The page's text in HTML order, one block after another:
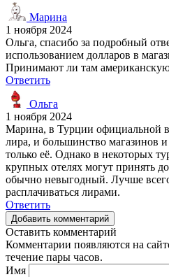
Марина
1 ноября 2024
Ольга, спасибо за подробный
использованием долларов в
Принимают ли там
Ответить
Ольга
1 ноября 2024
Марина, в Турции официальной
лира, и большинство магазинов
только её. Однако в некоторых
крупных отелях могут принять
обычно невыгодный. Лучше
расплачиваться лирами.
Ответить
Добавить комментарий
Оставить комментарий
Комментарии появляются на
течение пары часов.
Имя